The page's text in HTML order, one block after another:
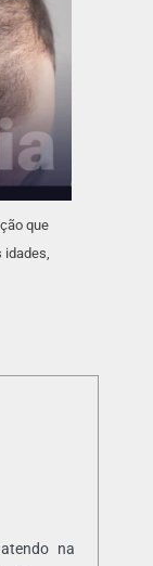
que
idades,
na